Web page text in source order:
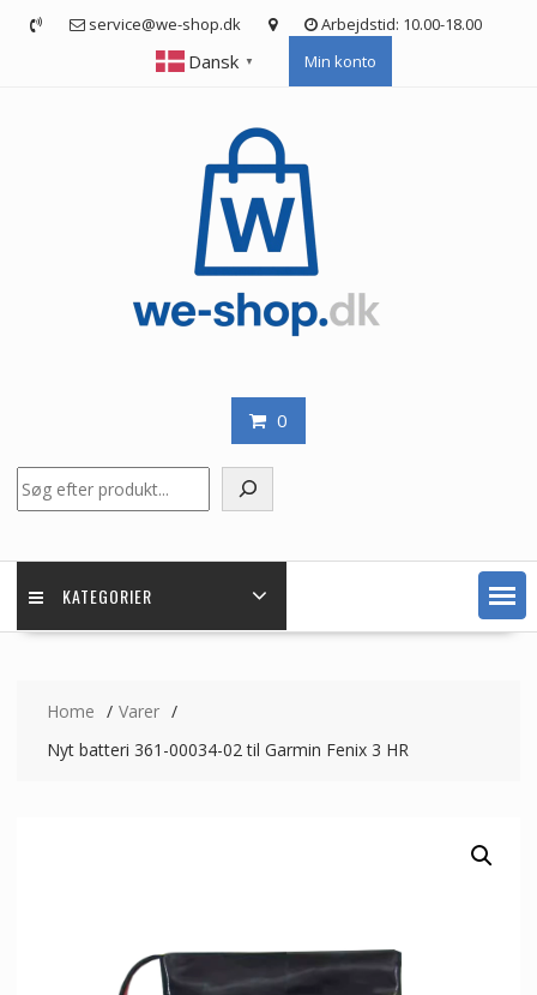
service@we-shop.dk Arbejdstid: 10.00-18.00
Dansk ▼ Min konto
0
KATEGORIER
Home
Varer
Nyt batteri 361-00034-02 til Garmin Fenix 3 HR